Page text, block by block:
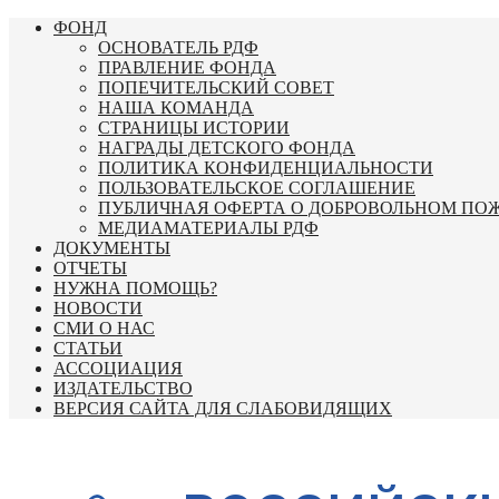
Перейти
содержимому
ФОНД
ОСНОВАТЕЛЬ РДФ
ПРАВЛЕНИЕ ФОНДА
ПОПЕЧИТЕЛЬСКИЙ СОВЕТ
НАША КОМАНДА
СТРАНИЦЫ ИСТОРИИ
НАГРАДЫ ДЕТСКОГО ФОНДА
ПОЛИТИКА КОНФИДЕНЦИАЛЬНОСТИ
ПОЛЬЗОВАТЕЛЬСКОЕ СОГЛАШЕНИЕ
ПУБЛИЧНАЯ ОФЕРТА О ДОБРОВОЛЬНОМ
МЕДИАМАТЕРИАЛЫ РДФ
ДОКУМЕНТЫ
ОТЧЕТЫ
НУЖНА ПОМОЩЬ?
НОВОСТИ
СМИ О НАС
СТАТЬИ
АССОЦИАЦИЯ
ИЗДАТЕЛЬСТВО
ВЕРСИЯ САЙТА ДЛЯ СЛАБОВИДЯЩИХ